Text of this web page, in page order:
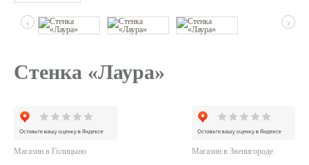
‹ ›
Стенка «Лаура»
Магазин в Голицыно Магазин в Звенигороде